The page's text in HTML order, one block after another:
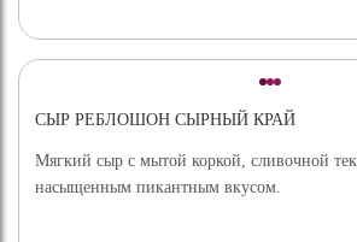
СЫР РЕБЛОШОН СЫРНЫЙ КРАЙ
Мягкий сыр с мытой коркой, сливочной
насыщенным пикантным вкусом.